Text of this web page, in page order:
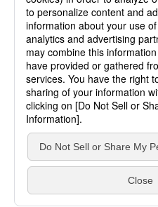
麹町店
〒102-0093
13 8F［アクセ
TEL：03-3239-
3116
大阪店
〒541-0056 大
4-2-10
大西ビルディン
TEL：06-
7887
© Bonjinsha Co.,